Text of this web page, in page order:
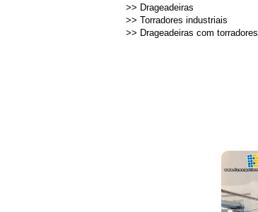
>> Drageadeiras
>> Torradores industriais
>> Drageadeiras com torradores